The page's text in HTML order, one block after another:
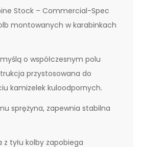
Stock – Commercial-Spec
montowanych w karabinkach
o współczesnym polu
przystosowana do
kamizelek kuloodpornych.
sprężyna, zapewnia stabilna
z tyłu kolby zapobiega